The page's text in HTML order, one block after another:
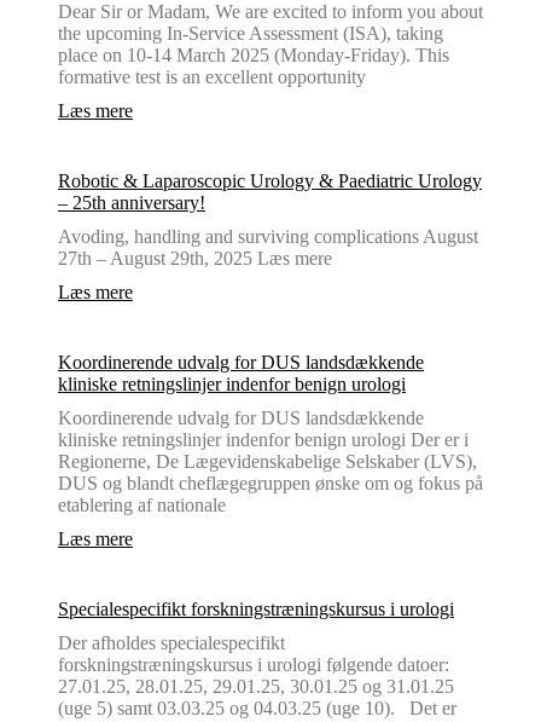
Dear Sir or Madam, We are excited to inform you about
the upcoming In-Service Assessment (ISA), taking
place on 10-14 March 2025 (Monday-Friday). This
formative test is an excellent opportunity
Læs mere
Robotic & Laparoscopic Urology & Paediatric Urology
– 25th anniversary!
Avoding, handling and surviving complications August
27th – August 29th, 2025 Læs mere
Læs mere
Koordinerende udvalg for DUS landsdækkende
kliniske retningslinjer indenfor benign urologi
Koordinerende udvalg for DUS landsdækkende
kliniske retningslinjer indenfor benign urologi Der er i
Regionerne, De Lægevidenskabelige Selskaber (LVS),
DUS og blandt cheflægegruppen ønske om og fokus på
etablering af nationale
Læs mere
Specialespecifikt forskningstræningskursus i urologi
Der afholdes specialespecifikt
forskningstræningskursus i urologi følgende datoer:
27.01.25, 28.01.25, 29.01.25, 30.01.25 og 31.01.25
(uge 5) samt 03.03.25 og 04.03.25 (uge 10). Det er